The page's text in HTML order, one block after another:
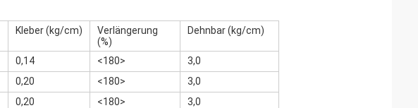
Kleber (kg/cm)
Verlängerung
(%)
Dehnbar (kg/cm)
0,14 <180>
3,0
0,20 <180>
3,0
0,20 <180>
3,0